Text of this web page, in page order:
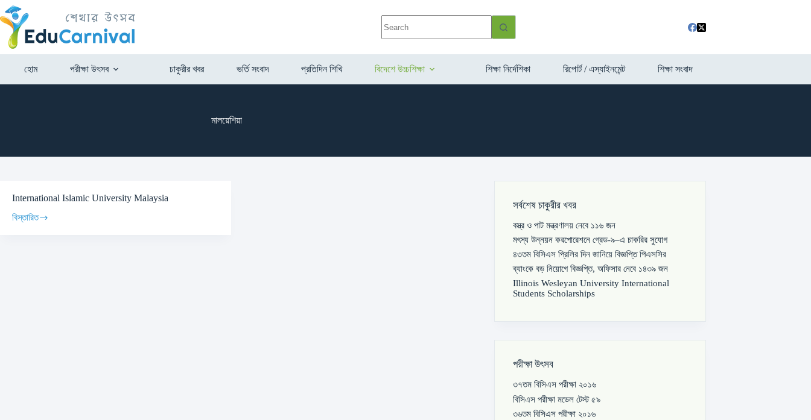
হোম পরীক্ষা উৎসব চাকুরীর খবর ভর্তি সংবাদ প্রতিদিন শিখি বিদেশে উচ্চশিক্ষা শিক্ষা নির্দেশিকা রিপোর্ট / এস্যাইনমেন্ট শিক্ষা সংবাদ
মালয়েশিয়া
International Islamic University Malaysia
বিস্তারিত
সর্বশেষ চাকুরীর খবর
বস্ত্র ও পাট মন্ত্রণালয় নেবে ১১৬ জন
মৎস্য উন্নয়ন করপোরেশনে গ্রেড-৯–এ চাকরির সুযোগ
৪৩তম বিসিএস প্রিলির দিন জানিয়ে বিজ্ঞপ্তি পিএসসির
ব্যাংকে বড় নিয়োগে বিজ্ঞপ্তি, অফিসার নেবে ১৪৩৯ জন
Illinois Wesleyan University International
Students Scholarships
পরীক্ষা উৎসব
৩৭তম বিসিএস পরীক্ষা ২০১৬
বিসিএস পরীক্ষা মডেল টেস্ট ৫৯
৩৬তম বিসিএস পরীক্ষা ২০১৬